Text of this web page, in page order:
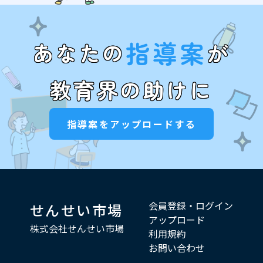
あなたの指導案が
教育界の助けに
指導案をアップロードする
せんせい市場
株式会社せんせい市場
会員登録・ログイン
アップロード
利用規約
お問い合わせ